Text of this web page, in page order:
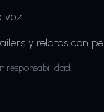
voz.
y relatos con
responsabilidad.